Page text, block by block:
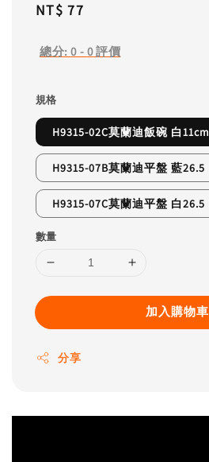
Regular
NT$ 77
總分:0 - 0評價
規格
H9315-02C莫蘭迪飯碗 白11cm
H9315-07B莫蘭迪平盤 藍26.5
H9315-07C莫蘭迪平盤 白26.5
數量
加入購物車
分享